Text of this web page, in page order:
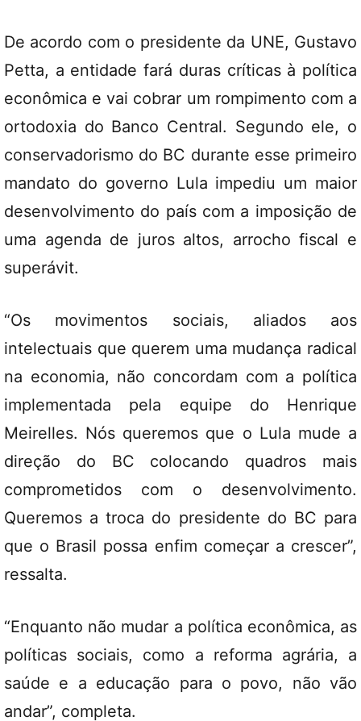
De acordo com o presidente da UNE, Gustavo
Petta, a entidade fará duras críticas à política
econômica e vai cobrar um rompimento com a
ortodoxia do Banco Central. Segundo ele, o
conservadorismo do BC durante esse primeiro
mandato do governo Lula impediu um maior
desenvolvimento do país com a imposição de
uma agenda de juros altos, arrocho fiscal e
superávit.
“Os movimentos sociais, aliados aos
intelectuais que querem uma mudança radical
na economia, não concordam com a política
implementada pela equipe do Henrique
Meirelles. Nós queremos que o Lula mude a
direção do BC colocando quadros mais
comprometidos com o desenvolvimento.
Queremos a troca do presidente do BC para
que o Brasil possa enfim começar a crescer”,
ressalta.
“Enquanto não mudar a política econômica, as
políticas sociais, como a reforma agrária, a
saúde e a educação para o povo, não vão
andar”, completa.